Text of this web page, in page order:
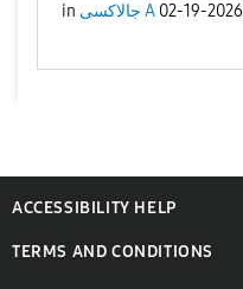
in جالاكسى A 02-19-2026
ACCESSIBILITY HELP
TERMS AND CONDITIONS